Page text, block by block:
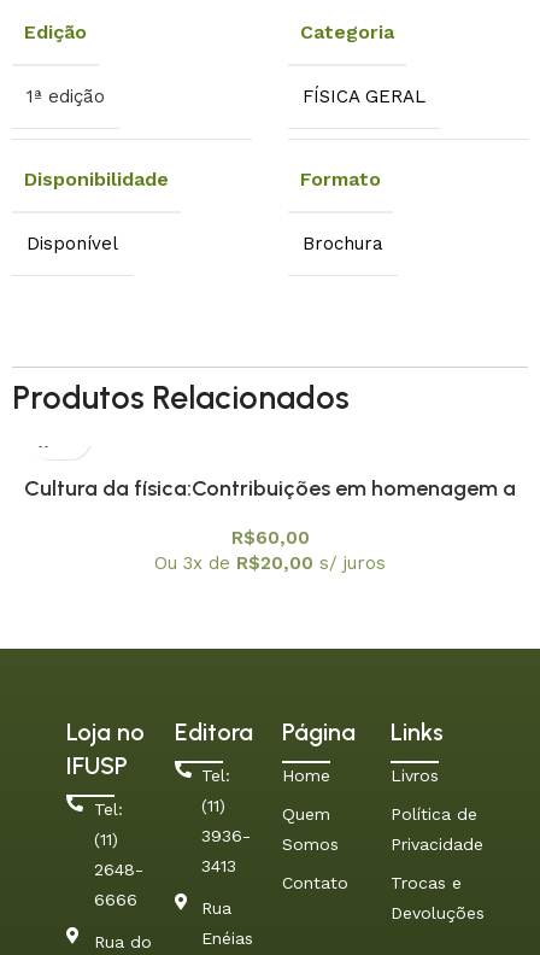
Edição
1ª edição
Categoria
FÍSICA GERAL
Disponibilidade
Disponível
Formato
Brochura
Produtos Relacionados
Cultura da física:Contribuições em homenagem a
R$60,00
Ou 3x de R$20,00 s/ juros
Loja no
IFUSP
Tel:
(11)
2648-
6666
Rua do
Editora
Tel:
(11)
3936-
3413
Rua
Enéias
Página
Home
Quem
Somos
Contato
Links
Livros
Política de
Privacidade
Trocas e
Devoluções